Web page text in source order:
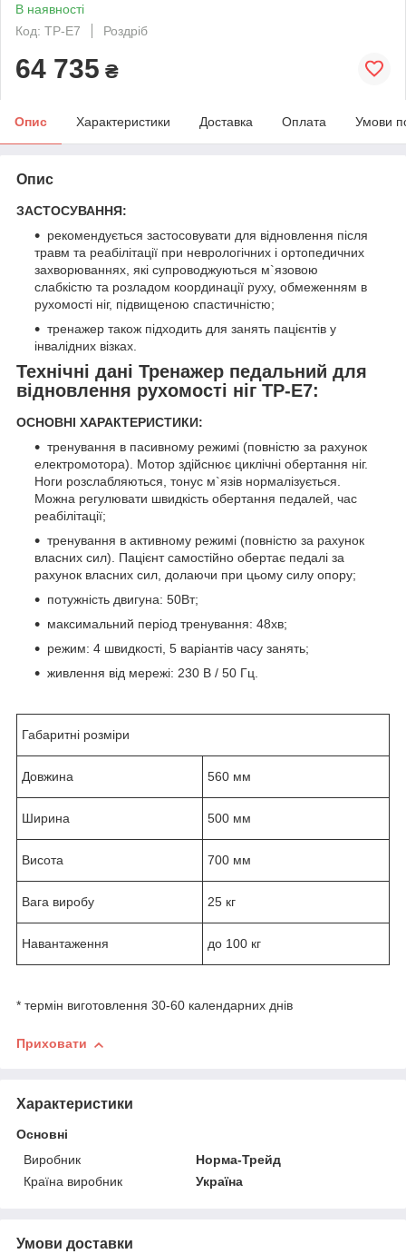
В наявності
Код: ТР-Е7
Роздріб
64 735 ₴
Опис Характеристики Доставка Оплата Умови
Опис
ЗАСТОСУВАННЯ:
рекомендується застосовувати для відновлення після
травм та реабілітації при неврологічних і ортопедичних
захворюваннях, які супроводжуються м`язовою
слабкістю та розладом координації руху, обмеженням в
рухомості ніг, підвищеною спастичністю;
тренажер також підходить для занять пацієнтів у
інвалідних візках.
Технічні дані Тренажер педальний для
відновлення рухомості ніг ТР-Е7:
ОСНОВНІ ХАРАКТЕРИСТИКИ:
тренування в пасивному режимі (повністю за рахунок
електромотора). Мотор здійснює циклічні обертання ніг.
Ноги розслабляються, тонус м`язів нормалізується.
Можна регулювати швидкість обертання педалей, час
реабілітації;
тренування в активному режимі (повністю за рахунок
власних сил). Пацієнт самостійно обертає педалі за
рахунок власних сил, долаючи при цьому силу опору;
потужність двигуна: 50Вт;
максимальний період тренування: 48хв;
режим: 4 швидкості, 5 варіантів часу занять;
живлення від мережі: 230 В / 50 Гц.
Габаритні розміри
Довжина 560 мм
Ширина 500 мм
Висота 700 мм
Вага виробу 25 кг
Навантаження до 100 кг
* термін виготовлення 30-60 календарних днів
Приховати
Характеристики
Основні
Виробник
Норма-Трейд
Країна виробник
Україна
Умови доставки